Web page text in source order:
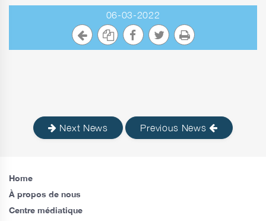
06-03-2022
Next News Previous News
Home
À propos de nous
Centre médiatique